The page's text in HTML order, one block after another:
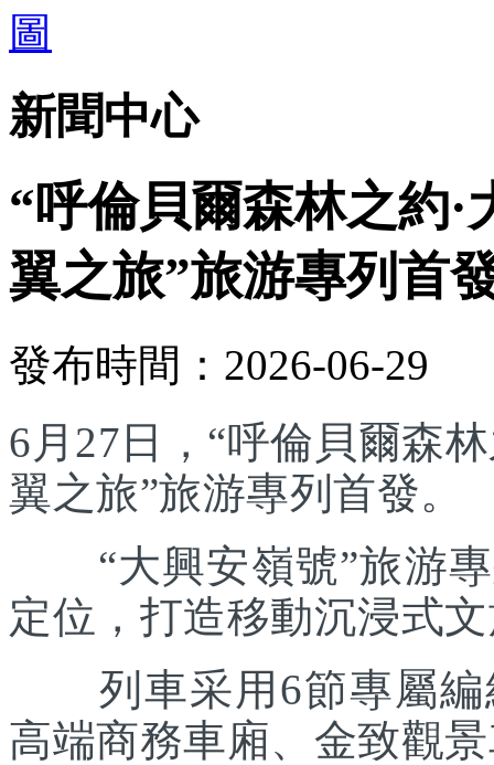
新聞中心
“呼倫貝爾森林之約·
翼之旅”旅游專列首
發布時間：2026-06-29
6月27日，“呼倫貝爾森
翼之旅”旅游專列首發。
“大興安嶺號”旅游專
定位，打造移動沉浸式
列車采用6節專屬編
高端商務車廂、金致觀